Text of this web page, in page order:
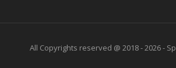
All Copyrights reserved @ 2018 - 2026 -